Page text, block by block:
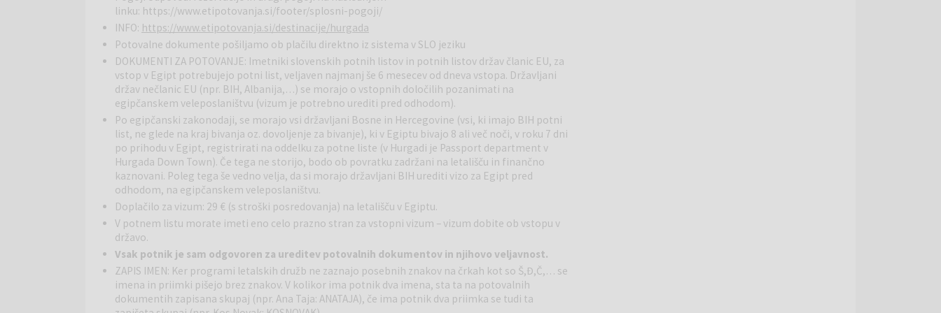
linku: https://www.etipotovanja.si/footer/splosni-pogoji/
INFO: https://www.etipotovanja.si/destinacije/hurgada
Potovalne dokumente pošiljamo ob plačilu direktno iz sistema v SLO jeziku
DOKUMENTI ZA POTOVANJE: Imetniki slovenskih potnih listov in potnih listov držav članic EU, za
vstop v Egipt potrebujejo potni list, veljaven najmanj še 6 mesecev od dneva vstopa. Državljani
držav nečlanic EU (npr. BIH, Albanija,…) se morajo o vstopnih določilih pozanimati na
egipčanskem veleposlaništvu (vizum je potrebno urediti pred odhodom).
Po egipčanski zakonodaji, se morajo vsi državljani Bosne in Hercegovine (vsi, ki imajo BIH potni
list, ne glede na kraj bivanja oz. dovoljenje za bivanje), ki v Egiptu bivajo 8 ali več noči, v roku 7 dni
po prihodu v Egipt, registrirati na oddelku za potne liste (v Hurgadi je Passport department v
Hurgada Down Town). Če tega ne storijo, bodo ob povratku zadržani na letališču in finančno
kaznovani. Poleg tega še vedno velja, da si morajo državljani BIH urediti vizo za Egipt pred
odhodom, na egipčanskem veleposlaništvu.
Doplačilo za vizum: 29 € (s stroški posredovanja) na letališču v Egiptu.
V potnem listu morate imeti eno celo prazno stran za vstopni vizum – vizum dobite ob vstopu v
državo.
Vsak potnik je sam odgovoren za ureditev potovalnih dokumentov in njihovo veljavnost.
ZAPIS IMEN: Ker programi letalskih družb ne zaznajo posebnih znakov na črkah kot so Š,Đ,Č,… se
imena in priimki pišejo brez znakov. V kolikor ima potnik dva imena, sta ta na potovalnih
dokumentih zapisana skupaj (npr. Ana Taja: ANATAJA), če ima potnik dva priimka se tudi ta